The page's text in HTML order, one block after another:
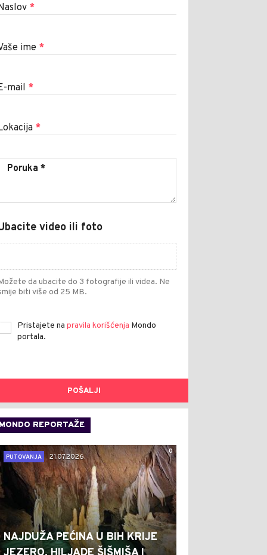
*
ime *
mail *
*
video ili foto
da ubacite do 3 fotografije ili videa. Ne
biti više od 25 MB.
Pristajete na pravila korišćenja Mondo
portala.
POŠALJI
MONDO REPORTAŽE
0
PUTOVANJA
21.07.2026.
NAJDUŽA PEĆINA U BIH KRIJE